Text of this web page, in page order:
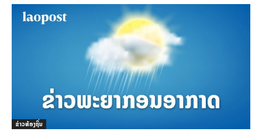
ຂ່າວທ້ອງຖິ່ນ